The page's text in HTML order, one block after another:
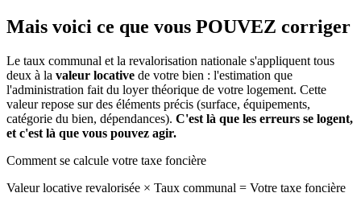
Mais voici ce que vous POUVEZ corriger
Le taux communal et la revalorisation nationale s'appliquent tous
deux à la valeur locative de votre bien : l'estimation que
l'administration fait du loyer théorique de votre logement. Cette
valeur repose sur des éléments précis (surface, équipements,
catégorie du bien, dépendances). C'est là que les erreurs se logent,
et c'est là que vous pouvez agir.
Comment se calcule votre taxe foncière
Valeur locative revalorisée × Taux communal = Votre taxe foncière